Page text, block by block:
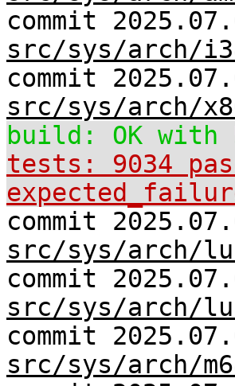
commit
src/sys/arch/
commit
src/sys/arch/
build: OK with
tests: 9034
commit
src/sys/arch/
commit
src/sys/arch/
commit
src/sys/arch/